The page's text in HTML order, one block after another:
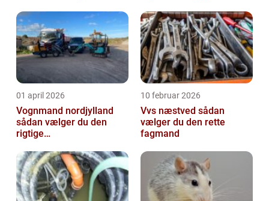
01 april 2026
Vognmand nordjylland
sådan vælger du den
rigtige
10 februar 2026
Vvs næstved sådan
vælger du den rette
fagmand